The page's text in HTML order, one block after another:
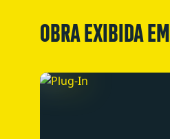
OBRA EXIBIDA EM